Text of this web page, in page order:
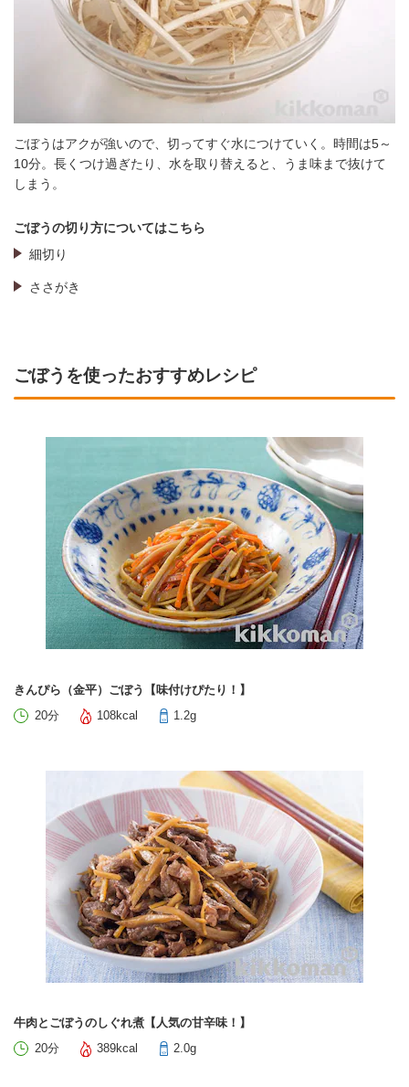
ごぼうはアクが強いので、切ってすぐ水につけていく。時間は5～
10分。長くつけ過ぎたり、水を取り替えると、うま味まで抜けて
しまう。
ごぼうの切り方についてはこちら
細切り
ささがき
ごぼうを使ったおすすめレシピ
きんぴら（金平）ごぼう【味付けぴたり！】
20分
108kcal 1.2g
牛肉とごぼうのしぐれ煮【人気の甘辛味！】
20分
389kcal 2.0g